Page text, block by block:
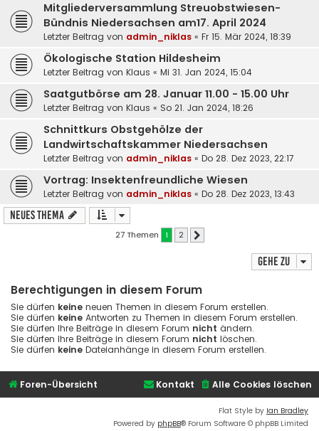
Mitgliederversammlung Streuobstwiesen-
Bündnis Niedersachsen am17. April 2024
Letzter Beitrag von admin_niklas « Fr 15. Mär 2024, 18:39
Ökologische Station Hildesheim
Letzter Beitrag von Klaus « Mi 31. Jan 2024, 15:04
Saatgutbörse am 28. Januar 11.00 - 15.00 Uhr
Letzter Beitrag von Klaus « So 21. Jan 2024, 18:26
Schnittkurs Obstgehölze der
Landwirtschaftskammer Niedersachsen
Letzter Beitrag von admin_niklas « Do 28. Dez 2023, 22:17
Vortrag: Insektenfreundliche Wiesen
Letzter Beitrag von admin_niklas « Do 28. Dez 2023, 13:43
Neues Thema
27 Themen 1 2
Gehe zu
Berechtigungen in diesem Forum
Sie dürfen keine neuen Themen in diesem Forum erstellen.
Sie dürfen keine Antworten zu Themen in diesem Forum erstellen.
Sie dürfen Ihre Beiträge in diesem Forum nicht ändern.
Sie dürfen Ihre Beiträge in diesem Forum nicht löschen.
Sie dürfen keine Dateianhänge in diesem Forum erstellen.
Foren-Übersicht Alle Cookies löschen
Kontakt
Flat Style by Ian Bradley
Powered by phpBB® Forum Software © phpBB Limited